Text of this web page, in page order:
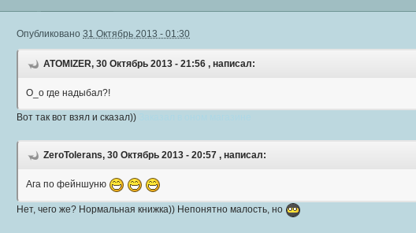
Опубликовано 31 Октябрь 2013 - 01:30
ATOMIZER, 30 Октябрь 2013 - 21:56 , написал:
О_о где надыбал?!
Вот так вот взял и сказал))
ZeroTolerans, 30 Октябрь 2013 - 20:57 , написал:
Ага по фейншуню
Нет, чего же? Нормальная книжка)) Непонятно малость, но